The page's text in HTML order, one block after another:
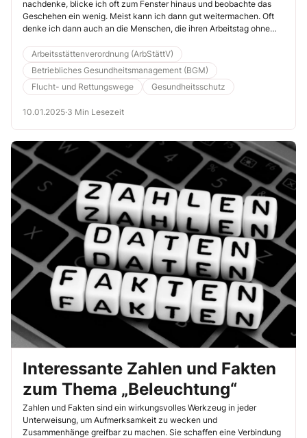
gegeben sein
nachdenke, blicke ich oft zum Fenster hinaus und beobachte das
Geschehen ein wenig. Meist kann ich dann gut weitermachen. Oft
denke ich dann auch an die Menschen, die ihren Arbeitstag ohne
müssen. Denken Sie hier nur an die vielen Einkaufszentren, die es in
Deutschland gibt. In den Geschäften finden sich oft keinerlei
Fenster. Muss eine Sicht nach außen sein? (MM)
Arbeitsstättenverordnung (ArbStättV)
Betriebliches Gesundheitsmanagement (BGM)
Flucht- und Rettungswege
Gesundheitsschutz
10.01.2025·3 Min Lesezeit
Interessante Zahlen und Fakten
zum Thema „Beleuchtung“
Zahlen und Fakten sind ein wirkungsvolles Werkzeug in jeder
Unterweisung, um Aufmerksamkeit zu wecken und
Zusammenhänge greifbar zu machen. Sie schaffen eine Verbindung